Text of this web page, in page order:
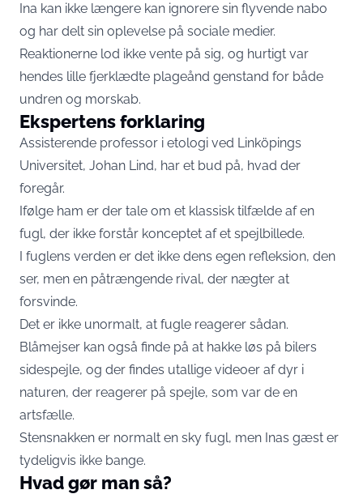
Ina kan ikke længere kan ignorere sin flyvende nabo
og har delt sin oplevelse på sociale medier.
Reaktionerne lod ikke vente på sig, og hurtigt var
hendes lille fjerklædte plageånd genstand for både
undren og morskab.
Ekspertens forklaring
Assisterende professor i etologi ved Linköpings
Universitet, Johan Lind, har et bud på, hvad der
foregår.
Ifølge ham er der tale om et klassisk tilfælde af en
fugl, der ikke forstår konceptet af et spejlbillede.
I fuglens verden er det ikke dens egen refleksion, den
ser, men en påtrængende rival, der nægter at
forsvinde.
Det er ikke unormalt, at fugle reagerer sådan.
Blåmejser kan også finde på at hakke løs på bilers
sidespejle, og der findes utallige videoer af dyr i
naturen, der reagerer på spejle, som var de en
artsfælle.
Stensnakken er normalt en sky fugl, men Inas gæst er
tydeligvis ikke bange.
Hvad gør man så?